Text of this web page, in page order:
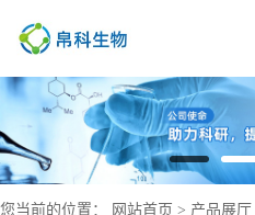
您当前的位置： 网站首页 > 产品展厅